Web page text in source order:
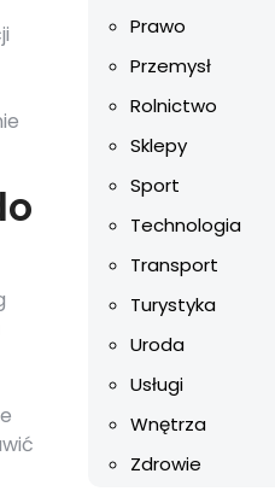
Prawo
Przemysł
Rolnictwo
Sklepy
Sport
Technologia
Transport
Turystyka
Uroda
Usługi
Wnętrza
Zdrowie